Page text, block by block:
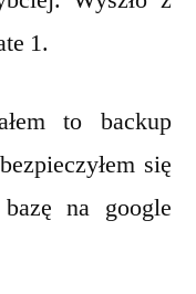
1.
to backup
się
na google